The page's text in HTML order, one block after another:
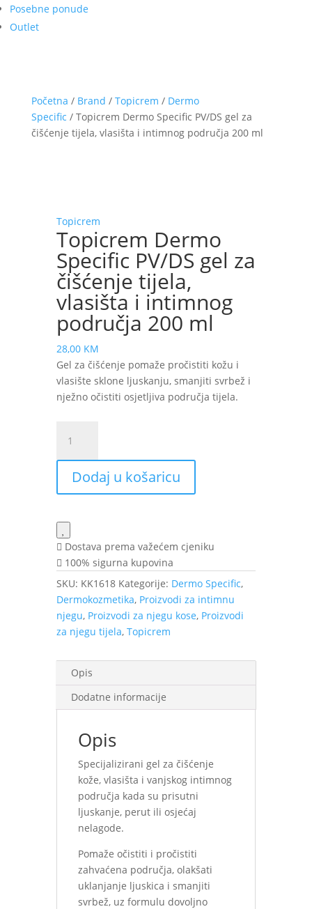
Posebne ponude
Outlet
Početna / Brand / Topicrem / Dermo
Specific / Topicrem Dermo Specific PV/DS gel za
čišćenje tijela, vlasišta i intimnog područja 200 ml
Topicrem
Topicrem Dermo
Specific PV/DS gel za
čišćenje tijela,
vlasišta i intimnog
područja 200 ml
28,00 KM
Gel za čišćenje pomaže pročistiti kožu i
vlasište sklone ljuskanju, smanjiti svrbež i
nježno očistiti osjetljiva područja tijela.
Dermo
Specific
PV/DS
gel
čišćenje
tijela,
vlasišta
i
intimnog
područja
200
ml
Dodaj u košaricu
Dostava prema važećem cjeniku
100% sigurna kupovina
SKU: KK1618 Kategorije: Dermo Specific,
Dermokozmetika, Proizvodi za intimnu
njegu, Proizvodi za njegu kose, Proizvodi
za njegu tijela, Topicrem
Opis
Dodatne informacije
Opis
Specijalizirani gel za čišćenje
kože, vlasišta i vanjskog intimnog
područja kada su prisutni
ljuskanje, perut ili osjećaj
nelagode.
Pomaže očistiti i pročistiti
zahvaćena područja, olakšati
uklanjanje ljuskica i smanjiti
svrbež, uz formulu dovoljno